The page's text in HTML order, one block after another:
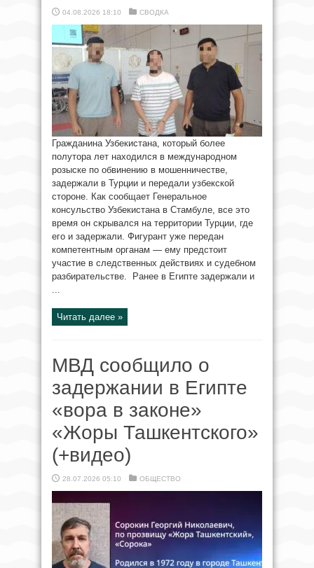
04.08.2026 18:10 СВОДКА
Гражданина Узбекистана, который более
полутора лет находился в международном
розыске по обвинению в мошенничестве,
задержали в Турции и передали узбекской
стороне. Как сообщает Генеральное
консульство Узбекистана в Стамбуле, все это
время он скрывался на территории Турции, где
его и задержали. Фигурант уже передан
компетентным органам — ему предстоит
участие в следственных действиях и судебном
разбирательстве. Ранее в Египте задержали и
...
Читать далее »
МВД сообщило о
задержании в Египте
«вора в законе»
«Жоры Ташкентского»
(+видео)
28.07.2026 05:10 ОБЩЕСТВО